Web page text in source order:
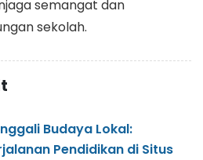
semangat dan
sekolah.
Budaya Lokal:
Pendidikan di Situs